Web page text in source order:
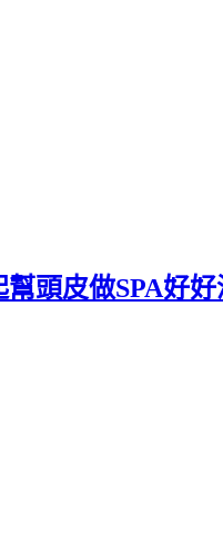
頭皮做SPA好